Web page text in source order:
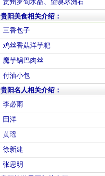
贵州罗旬水晶、望谟冰洲石
贵阳美食相关介绍：
三香包子
鸡丝香菇洋芋粑
魔芋锅巴肉丝
付油小包
贵阳名人相关介绍：
李必雨
田洋
黄瑶
徐新建
张思明